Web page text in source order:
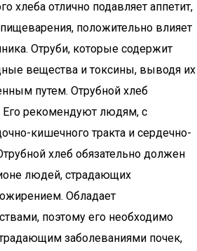
хлеба отлично подавляет аппетит,
положительно влияет
Отруби, которые содержит
вещества и токсины, выводя их
путем. Отрубной хлеб
рекомендуют людям, с
кишечного тракта и сердечно-
хлеб обязательно должен
людей, страдающих
Обладает
поэтому его необходимо
заболеваниями почек,